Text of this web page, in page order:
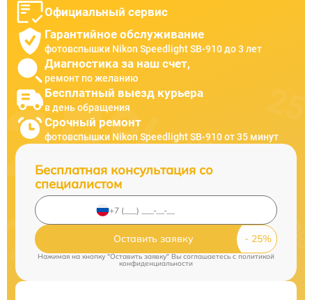
Официальный сервис
Гарантийное обслуживание
фотовспышки Nikon Speedlight SB-910 до 3 лет
Диагностика за наш счет,
ремонт по желанию
Бесплатный выезд курьера
в день обращения
Срочный ремонт
фотовспышки Nikon Speedlight SB-910 от 35 минут
Бесплатная консультация со
специалистом
Оставить заявку
Нажимая на кнопку "Оставить заявку" Вы соглашаетесь cполитикой
конфиденциальности